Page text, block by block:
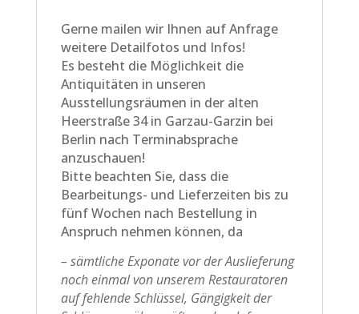
Gerne mailen wir Ihnen auf Anfrage
weitere Detailfotos und Infos!
Es besteht die Möglichkeit die
Antiquitäten in unseren
Ausstellungsräumen in der alten
Heerstraße 34 in Garzau-Garzin bei
Berlin nach Terminabsprache
anzuschauen!
Bitte beachten Sie, dass die
Bearbeitungs- und Lieferzeiten bis zu
fünf Wochen nach Bestellung in
Anspruch nehmen können, da
– sämtliche Exponate vor der Auslieferung
noch einmal von unserem Restauratoren
auf fehlende Schlüssel, Gängigkeit der